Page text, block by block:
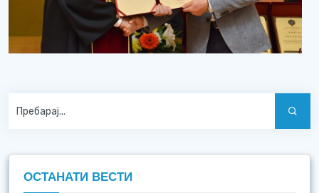
ОСТАНАТИ ВЕСТИ